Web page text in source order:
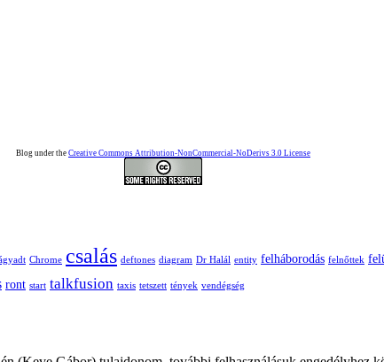
Blog under the Creative Commons Attribution-NonCommercial-NoDerivs 3.0 License
Chrome csalás deftones diagram Dr Halál entity felháborodás felnőttek
ront start talkfusion taxis tetszett tények vendégség